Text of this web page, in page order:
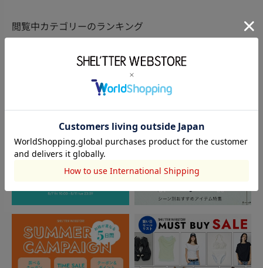
閲覧中カテゴリーのランキング
TOPICS